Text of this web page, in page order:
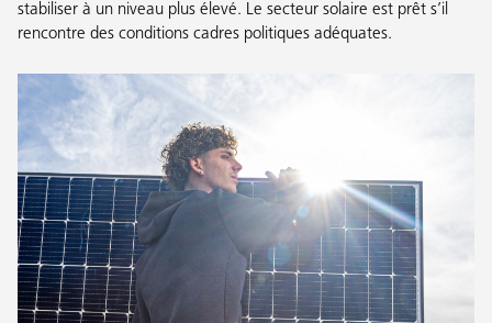
stabiliser à un niveau plus élevé. Le secteur solaire est prêt s’il
rencontre des conditions cadres politiques adéquates.